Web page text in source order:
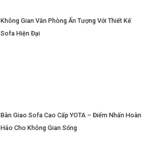
Không Gian Văn Phòng Ấn Tượng Với Thiết Kế
Sofa Hiện Đại
Bàn Giao Sofa Cao Cấp YOTA – Điểm Nhấn Hoàn
Hảo Cho Không Gian Sống